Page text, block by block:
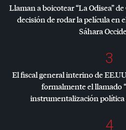
Llaman a boicotear “La Odisea”
decisión de rodar la película en
Sáhara
3
El fiscal general interino de
formalmente el llamado
instrumentalización política
4